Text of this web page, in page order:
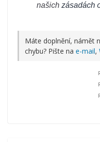
našich zásadách
Máte doplnění, námět
chybu? Pište na e-mail,